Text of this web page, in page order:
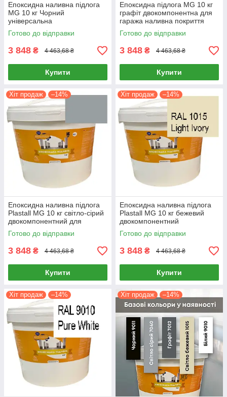
Епоксидна наливна підлога
MG 10 кг Чорний
універсальна
двокомпонентна для складу
та гаражу
Готово до відправки
3 848 ₴ 4 463,68 ₴
Купити
Епоксидна підлога MG 10 кг
графіт двокомпонентна для
гаража наливна покриття
Готово до відправки
3 848 ₴ 4 463,68 ₴
Купити
Хіт продаж –14%
Епоксидна наливна підлога
Plastall MG 10 кг світло-сірий
двокомпонентний для
житлових та виробничих
приміщень
Готово до відправки
3 848 ₴ 4 463,68 ₴
Купити
Хіт продаж –14%
Епоксидна наливна підлога
Plastall MG 10 кг бежевий
двокомпонентний
універсальний для житлових
та виробничих приміщень
Готово до відправки
3 848 ₴ 4 463,68 ₴
Купити
Хіт продаж –14% Хіт продаж –14%